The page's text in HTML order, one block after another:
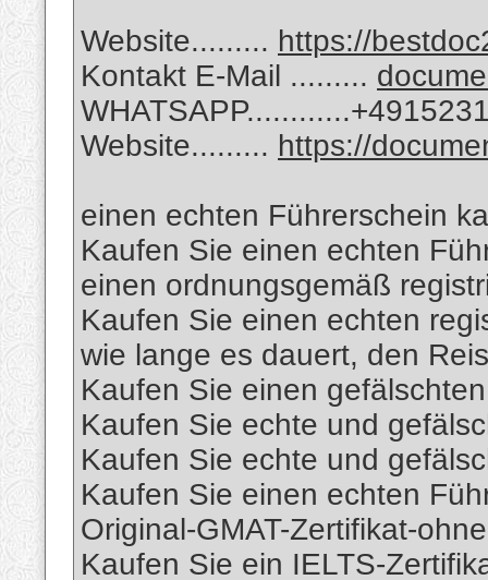
Website......... https://
Kontakt E-Mail .........
Website......... https://
einen echten Führerschein
Kaufen Sie einen echten
einen ordnungsgemäß
Kaufen Sie einen echten
wie lange es dauert, den
Kaufen Sie einen
Kaufen Sie echte und
Kaufen Sie echte und
Kaufen Sie einen echten
Original-GMAT-Zertifikat-
Kaufen Sie ein IELTS-